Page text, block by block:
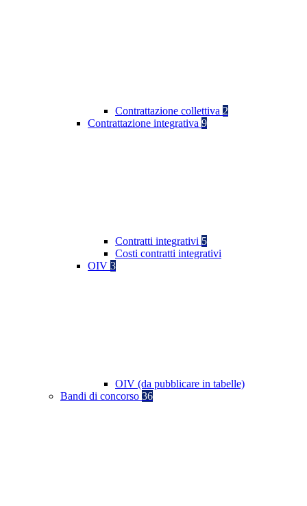
Contrattazione collettiva 2
Contrattazione integrativa 9
Contratti integrativi 5
Costi contratti integrativi
OIV 3
OIV (da pubblicare in tabelle)
Bandi di concorso 36